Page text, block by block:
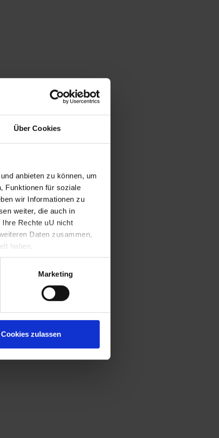
Über Cookies
anbieten zu können, um
Funktionen für soziale
wir Informationen zu
weiter, die auch in
Ihre Rechte uU nicht
Daten zusammen,
haben.
Marketing
Cookies zulassen